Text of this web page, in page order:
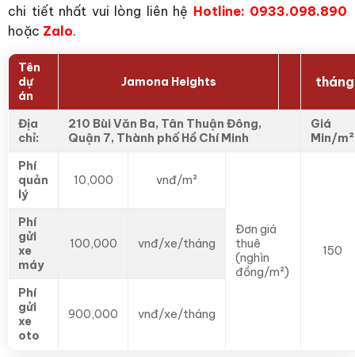
chi tiết nhất vui lòng liên hệ Hotline: 0933.098.890
hoặc Zalo.
Tên
dự
án
Jamona Heights
Địa
chỉ:
210 Bùi Văn Ba, Tân Thuận Đông,
Quận 7, Thành phố Hồ Chí Minh
Giá
Min/m²
Phí
quản
lý
10,000 vnđ/m²
Đơn giá
thuê
(nghìn
đồng/m²)
150
Phí
gửi
xe
máy
100,000 vnđ/xe/tháng
Phí
gửi
xe
oto
900,000 vnđ/xe/tháng